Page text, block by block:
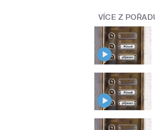
VÍCE Z